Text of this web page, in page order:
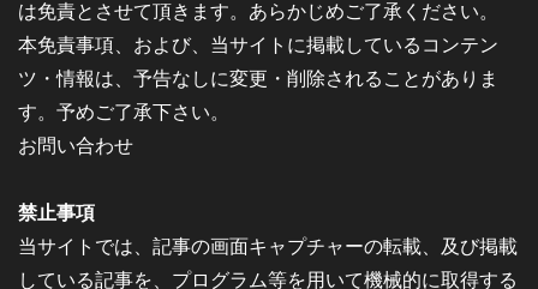
は免責とさせて頂きます。あらかじめご了承ください。
本免責事項、および、当サイトに掲載しているコンテン
ツ・情報は、予告なしに変更・削除されることがありま
す。予めご了承下さい。
お問い合わせ
禁止事項
当サイトでは、記事の画面キャプチャーの転載、及び掲載
している記事を、プログラム等を用いて機械的に取得する